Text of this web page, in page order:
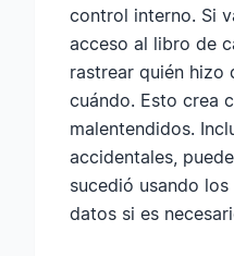
control interno. Si
acceso al libro de
rastrear quién hizo
cuándo. Esto crea
malentendidos.
accidentales,
sucedió usando
datos si es